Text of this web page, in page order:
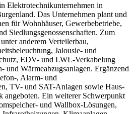
Elektrotechnikunternehmen in
Das Unternehmen plant und
für Wohnhäuser, Gewerbebetriebe,
Siedlungsgenossenschaften. Zum
anderem Verteilerbau,
Jalousie- und
EDV- und LWL-Verkabelung
und Wärmeabzugsanlagen. Ergänzend
, Alarm- und
TV- und SAT-Anlagen sowie Haus-
angeboten. Ein weiterer Schwerpunkt
und Wallbox-Lösungen,